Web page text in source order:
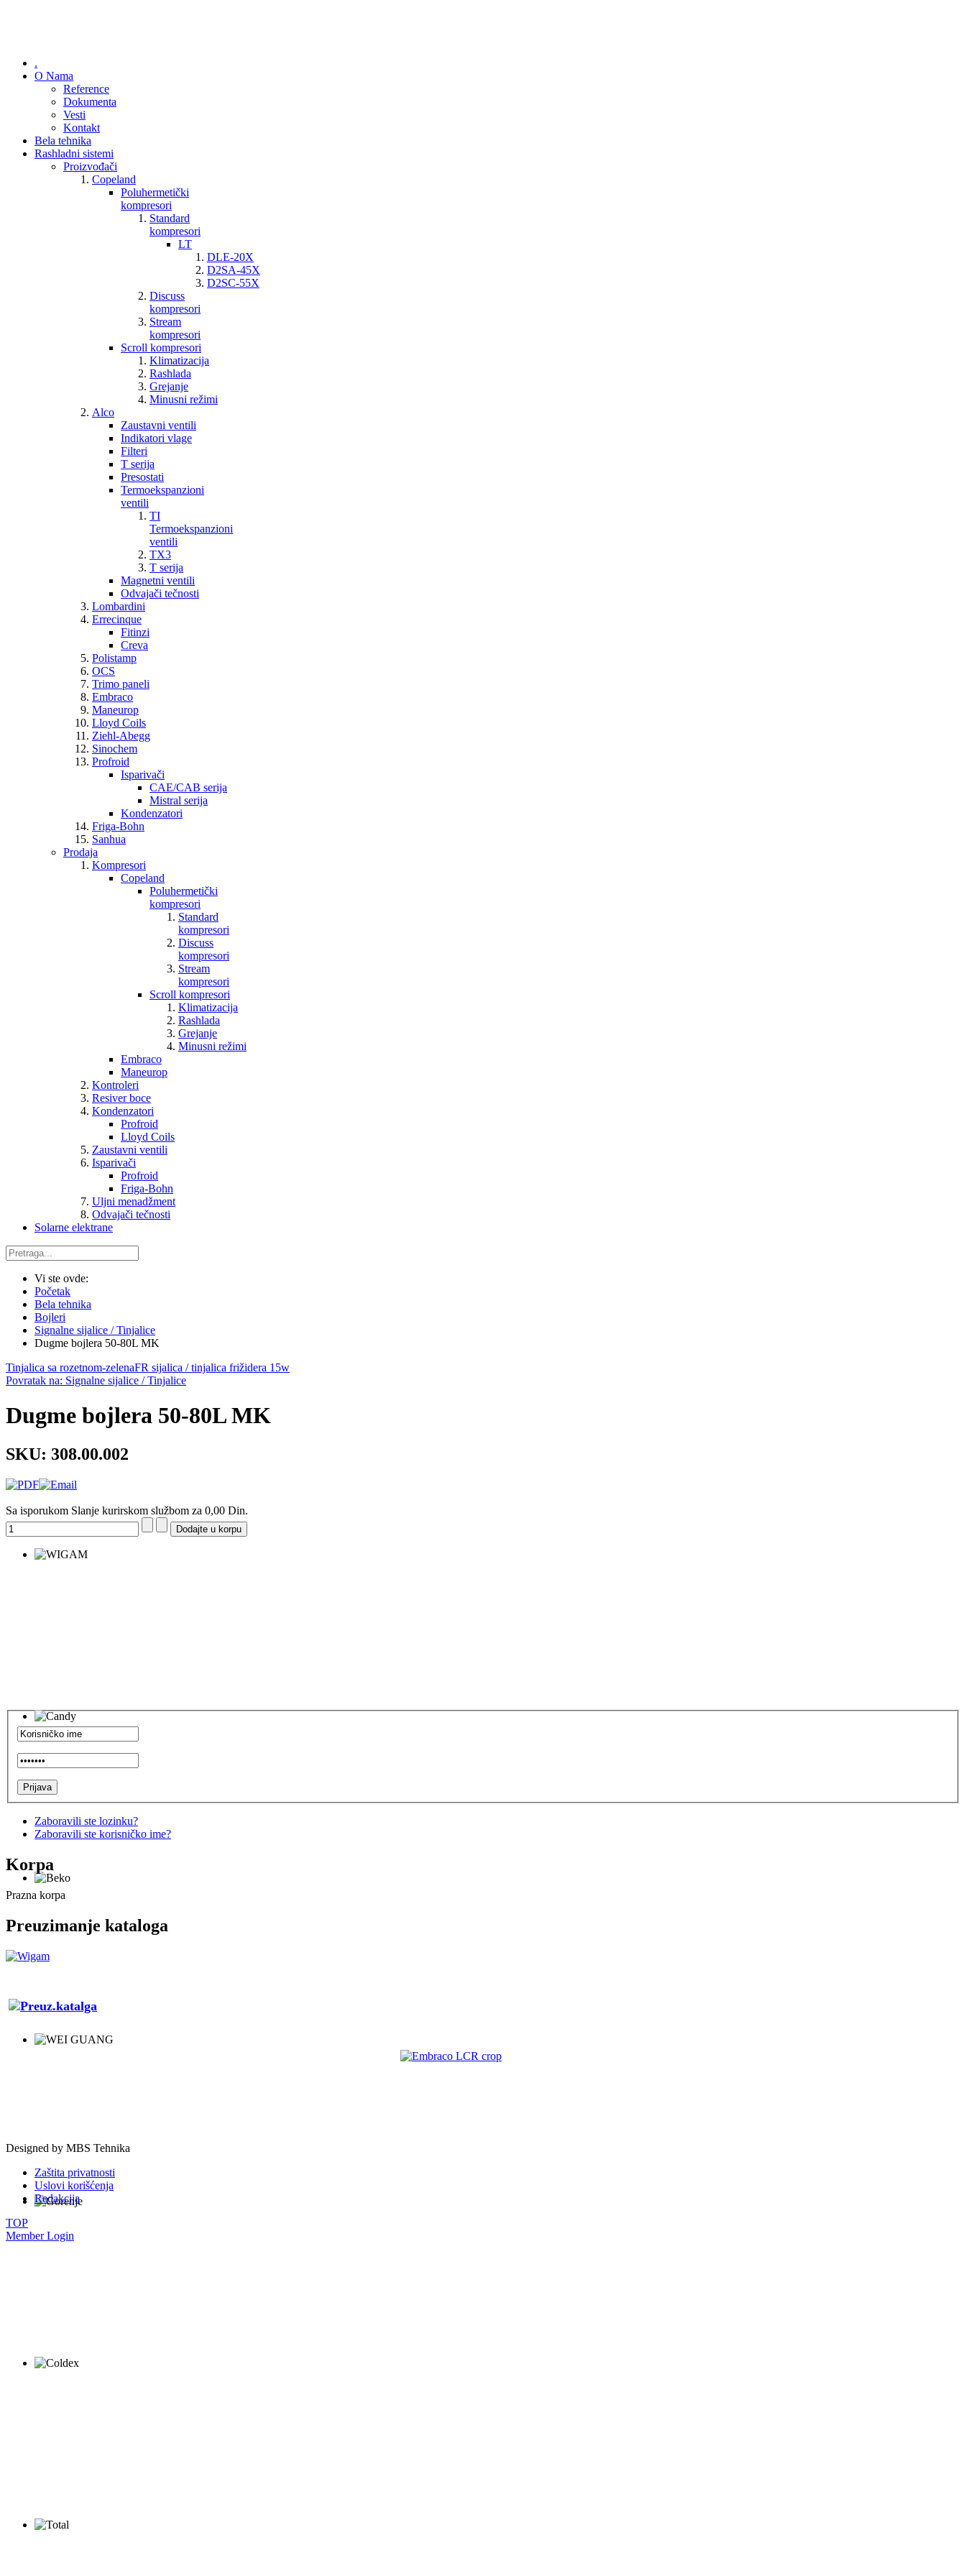
.
O Nama
Reference
Dokumenta
Vesti
Kontakt
Bela tehnika
Rashladni sistemi
Proizvođači
Copeland
Poluhermetički
kompresori
Standard
kompresori
LT
DLE-20X
D2SA-45X
D2SC-55X
Discuss
kompresori
Stream
kompresori
Scroll kompresori
Klimatizacija
Rashlada
Grejanje
Minusni režimi
Alco
Zaustavni ventili
Indikatori vlage
Filteri
T serija
Presostati
Termoekspanzioni
ventili
TI
Termoekspanzioni
ventili
TX3
T serija
Magnetni ventili
Odvajači tečnosti
Lombardini
Errecinque
Fitinzi
Creva
Polistamp
OCS
Trimo paneli
Embraco
Maneurop
Lloyd Coils
Ziehl-Abegg
Sinochem
Profroid
Isparivači
CAE/CAB serija
Mistral serija
Kondenzatori
Friga-Bohn
Sanhua
Prodaja
Kompresori
Copeland
Poluhermetički
kompresori
Standard
kompresori
Discuss
kompresori
Stream
kompresori
Scroll kompresori
Klimatizacija
Rashlada
Grejanje
Minusni režimi
Embraco
Maneurop
Kontroleri
Resiver boce
Kondenzatori
Profroid
Lloyd Coils
Zaustavni ventili
Isparivači
Profroid
Friga-Bohn
Uljni menadžment
Odvajači tečnosti
Solarne elektrane
Vi ste ovde:
Početak
Bela tehnika
Bojleri
Signalne sijalice / Tinjalice
Dugme bojlera 50-80L MK
Tinjalica sa rozetnom-zelenaFR sijalica / tinjalica frižidera 15w
Povratak na: Signalne sijalice / Tinjalice
Dugme bojlera 50-80L MK
SKU: 308.00.002
Sa isporukom Slanje kurirskom službom za 0,00 Din.
Zaboravili ste lozinku?
Zaboravili ste korisničko ime?
Korpa
Prazna korpa
Preuzimanje kataloga
Designed by MBS Tehnika
Zaštita privatnosti
Uslovi korišćenja
Redakcija
TOP
Member Login